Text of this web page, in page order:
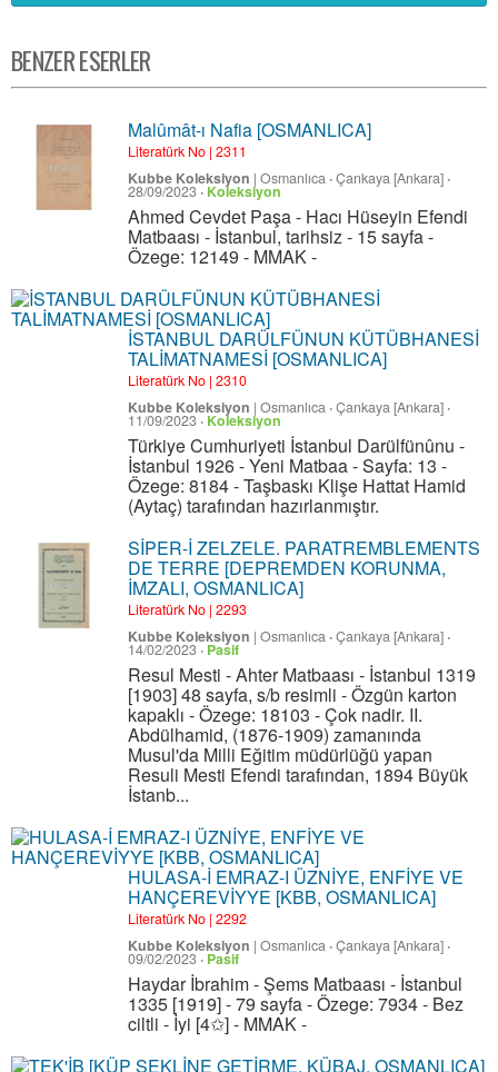
BENZER ESERLER
Malûmât-ı Nafia [OSMANLICA]
Literatürk No | 2311
Kubbe Koleksiyon | Osmanlıca ·Çankaya [Ankara] ·
28/09/2023 · Koleksiyon
Ahmed Cevdet Paşa - Hacı Hüseyin Efendi
Matbaası - İstanbul, tarihsiz - 15 sayfa -
Özege: 12149 - MMAK -
İSTANBUL DARÜLFÜNUN KÜTÜBHANESİ
TALİMATNAMESİ [OSMANLICA]
Literatürk No | 2310
Kubbe Koleksiyon | Osmanlıca ·Çankaya [Ankara] ·
11/09/2023 · Koleksiyon
Türkiye Cumhuriyeti İstanbul Darülfünûnu -
İstanbul 1926 - Yeni Matbaa - Sayfa: 13 -
Özege: 8184 - Taşbaskı Klişe Hattat Hamid
(Aytaç) tarafından hazırlanmıştır.
SİPER-İ ZELZELE. PARATREMBLEMENTS
DE TERRE [DEPREMDEN KORUNMA,
İMZALI, OSMANLICA]
Literatürk No | 2293
Kubbe Koleksiyon | Osmanlıca ·Çankaya [Ankara] ·
14/02/2023 · Pasif
Resul Mesti - Ahter Matbaası - İstanbul 1319
[1903] 48 sayfa, s/b resimli - Özgün karton
kapaklı - Özege: 18103 - Çok nadir. II.
Abdülhamid, (1876-1909) zamanında
Musul'da Milli Eğitim müdürlüğü yapan
Resuli Mesti Efendi tarafından, 1894 Büyük
İstanb...
HULASA-İ EMRAZ-I ÜZNİYE, ENFİYE VE
HANÇEREVİYYE [KBB, OSMANLICA]
Literatürk No | 2292
Kubbe Koleksiyon | Osmanlıca ·Çankaya [Ankara] ·
09/02/2023 · Pasif
Haydar İbrahim - Şems Matbaası - İstanbul
1335 [1919] - 79 sayfa - Özege: 7934 - Bez
ciltli - İyi [4✩] - MMAK -